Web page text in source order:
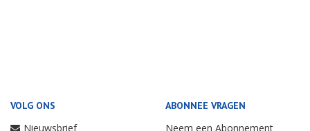
VOLG ONS
Nieuwsbrief
ABONNEE VRAGEN
Neem een Abonnement